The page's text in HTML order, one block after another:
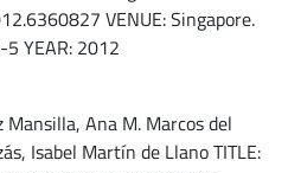
VENUE: Singapore.
YEAR: 2012
Mansilla, Ana M. Marcos del
Isabel Martín de Llano TITLE: